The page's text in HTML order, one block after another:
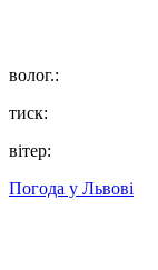
волог.:
тиск:
вітер:
Погода у Львові